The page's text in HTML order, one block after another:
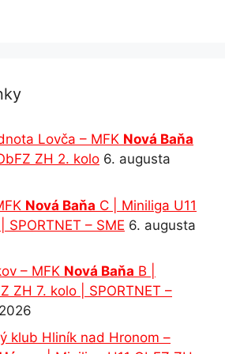
Lovča – MFK Nová Baňa
ZH 2. kolo 6. augusta
Nová Baňa C | Miniliga U11
SPORTNET – SME 6. augusta
– MFK Nová Baňa B |
ZH 7. kolo | SPORTNET –
klub Hliník nad Hronom –